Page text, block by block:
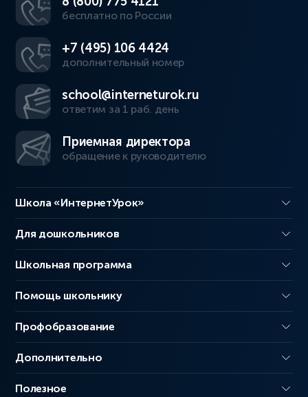
бесплатно по России
+7 (495) 106 4424
дополнительный номер
school@interneturok.ru
ответим за 1 раб. день
Приемная директора
обращение к руководителю
Школа «ИнтернетУрок»
Для дошкольников
Школьная программа
Помощь школьнику
Профобразование
Дополнительно
Полезное